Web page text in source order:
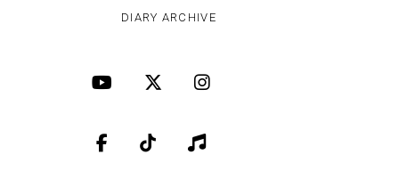
DIARY ARCHIVE